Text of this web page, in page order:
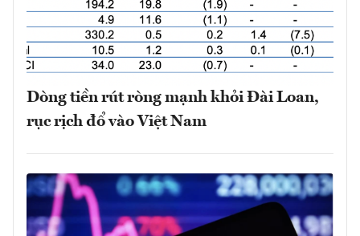
Dòng tiền rút ròng mạnh khỏi Đài Loan,
rục rịch đổ vào Việt Nam